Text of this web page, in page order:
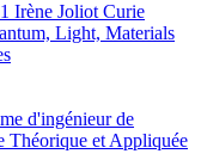
Irène Joliot Curie
Light, Materials
d'ingénieur de
Théorique et Appliquée